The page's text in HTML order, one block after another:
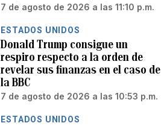
7 de agosto de 2026 a las 11:10 p.m.
ESTADOS UNIDOS
Donald Trump consigue un
respiro respecto a la orden de
revelar sus finanzas en el caso de
la BBC
7 de agosto de 2026 a las 10:53 p.m.
ESTADOS UNIDOS